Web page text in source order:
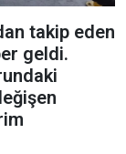
takip eden
geldi.